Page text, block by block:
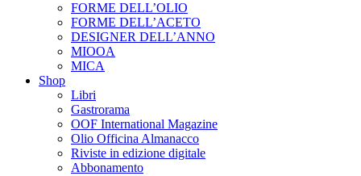
FORME DELL’OLIO
FORME DELL’ACETO
DESIGNER DELL’ANNO
MIOOA
MICA
Shop
Libri
Gastrorama
OOF International Magazine
Olio Officina Almanacco
Riviste in edizione digitale
Abbonamento